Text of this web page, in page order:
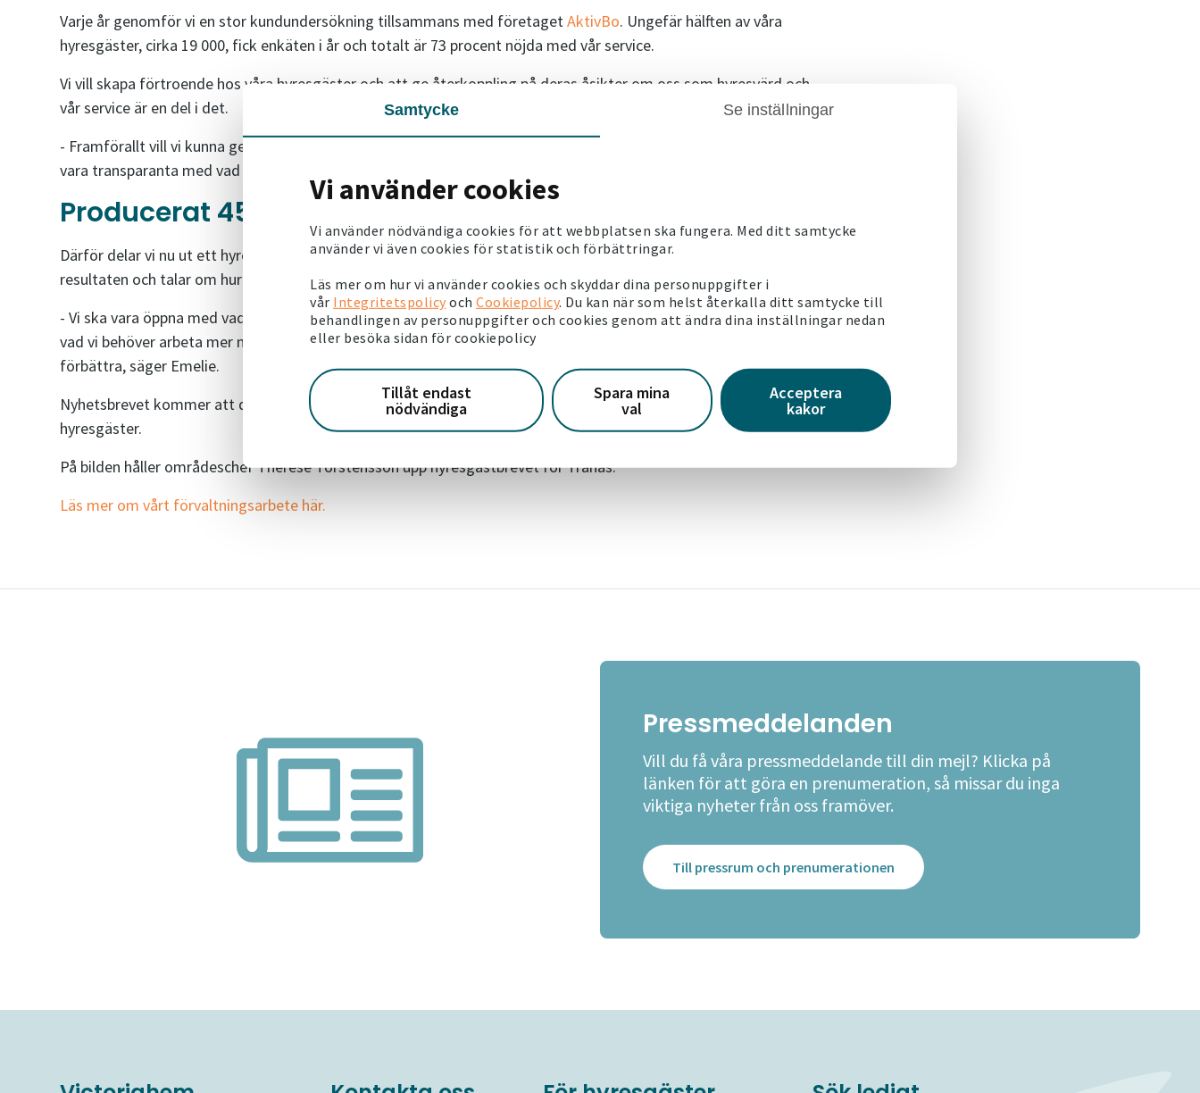
Samtycke Se inställningar
Vi använder cookies
Vi använder nödvändiga cookies för att webbplatsen ska fungera. Med ditt samtycke
använder vi även cookies för statistik och förbättringar.
Läs mer om hur vi använder cookies och skyddar dina personuppgifter i
vår Integritetspolicy och Cookiepolicy. Du kan när som helst återkalla ditt samtycke till
behandlingen av personuppgifter och cookies genom att ändra dina inställningar nedan
eller besöka sidan för cookiepolicy
Tillåt endast
nödvändiga
Spara mina
val
Acceptera
kakor
Varje år genomför vi en stor kundundersökning tillsammans med företagetAktivBo. Ungefär hälften av våra
hyresgäster, cirka 19 000, fick enkäten i år och totalt är 73 procent nöjda med vår service.
Vi vill skapa förtroende hos våra hyresgäster och att ge återkoppling på deras åsikter om oss som hyresvärd och
vår service är en del i det.
- Framförallt vill vi kunna ge hyresgästerna en så tydlig bild som möjligt om hur det ser ut i just deras område och
vara transparanta med vad de tycker om oss, säger Emelie, kommunikatör som skapat flera av hyresgästbreven.
Producerat 45 olika versioner
Därför delar vi nu ut ett hyresgästbrev i 45 olika versioner. Vi berättar både om de mer och de mindre positiva
resultaten och talar om hur vi ska jobba vidare i våra olika bostadsområden.
- Vi ska vara öppna med vad hyresgästerna tycker att vi ska göra bättre. De punkter som fått lägre siffror visar
vad vi behöver arbeta mer med den kommande tiden. Där har vi fått en tydlig indikation på vad vi behöver
förbättra, säger Emelie.
Nyhetsbrevet kommer att delas ut i brevlådorna och läggas ut på Mina sidor så att de är tillgängliga för alla
hyresgäster.
På bilden håller områdeschef Therese Torstensson upp hyresgästbrevet för Tranås.
Läs mer om vårt förvaltningsarbete här.
Pressmeddelanden
Vill du få våra pressmeddelande till din mejl? Klicka på
länken för att göra en prenumeration, så missar du inga
viktiga nyheter från oss framöver.
Till pressrum och prenumerationen